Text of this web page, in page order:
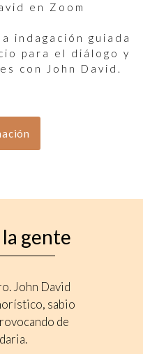
en Zoom
indagación guiada
para el diálogo y
con John David.
gente
John David
sabio
de